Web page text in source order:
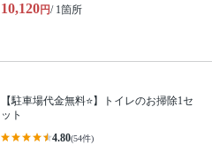
10,120円/ 1箇所
【駐車場代金無料⭐️】トイレのお掃除1セ
ット
4.80(54件)